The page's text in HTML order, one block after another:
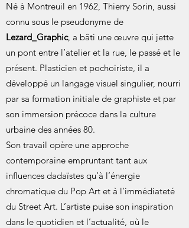
Né à Montreuil en 1962, Thierry Sorin, aussi
connu sous le pseudonyme de
Lezard_Graphic, a bâti une œuvre qui jette
un pont entre l’atelier et la rue, le passé et le
présent. Plasticien et pochoiriste, il a
développé un langage visuel singulier, nourri
par sa formation initiale de graphiste et par
son immersion précoce dans la culture
urbaine des années 80.
Son travail opère une approche
contemporaine empruntant tant aux
influences dadaïstes qu’à l’énergie
chromatique du Pop Art et à l’immédiateté
du Street Art. L’artiste puise son inspiration
dans le quotidien et l’actualité, où le